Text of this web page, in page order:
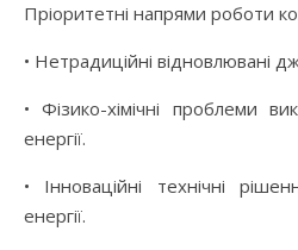
Пріоритетні напрями роботи
• Нетрадиційні відновлювані
• Фізико-хімічні проблеми
енергії.
• Інноваційні технічні
енергії.